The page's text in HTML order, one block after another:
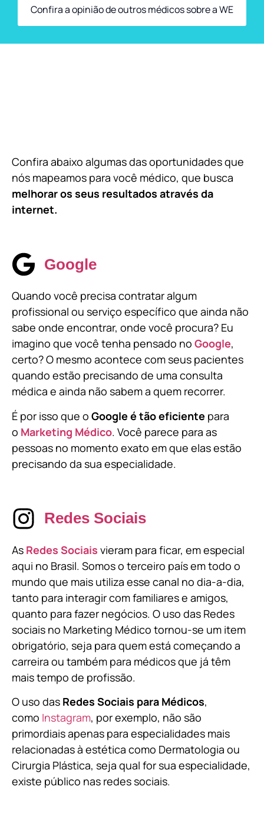
Confira a opinião de outros médicos sobre a WE
Confira abaixo algumas das oportunidades que
nós mapeamos para você médico, que busca
melhorar os seus resultados através da
internet.
Google
Quando você precisa contratar algum
profissional ou serviço específico que ainda não
sabe onde encontrar, onde você procura? Eu
imagino que você tenha pensado no Google,
certo? O mesmo acontece com seus pacientes
quando estão precisando de uma consulta
médica e ainda não sabem a quem recorrer.
É por isso que o Google é tão eficiente para
o Marketing Médico. Você parece para as
pessoas no momento exato em que elas estão
precisando da sua especialidade.
Redes Sociais
As Redes Sociais vieram para ficar, em especial
aqui no Brasil. Somos o terceiro país em todo o
mundo que mais utiliza esse canal no dia-a-dia,
tanto para interagir com familiares e amigos,
quanto para fazer negócios. O uso das Redes
sociais no Marketing Médico tornou-se um item
obrigatório, seja para quem está começando a
carreira ou também para médicos que já têm
mais tempo de profissão.
O uso das Redes Sociais para Médicos,
como Instagram, por exemplo, não são
primordiais apenas para especialidades mais
relacionadas à estética como Dermatologia ou
Cirurgia Plástica, seja qual for sua especialidade,
existe público nas redes sociais.